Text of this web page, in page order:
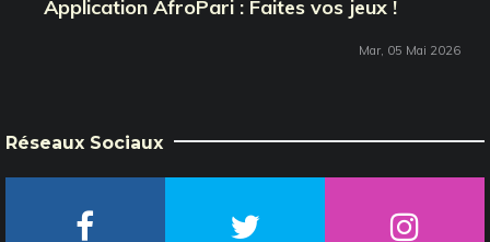
Application AfroPari : Faites vos jeux !
Mar, 05 Mai 2026
Réseaux Sociaux